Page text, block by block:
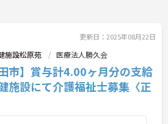
更新日：2025年08月22日
施設松原苑 医療法人勝久会
市】賞与計4.00ヶ月分の支給
施設にて介護福祉士募集〈正